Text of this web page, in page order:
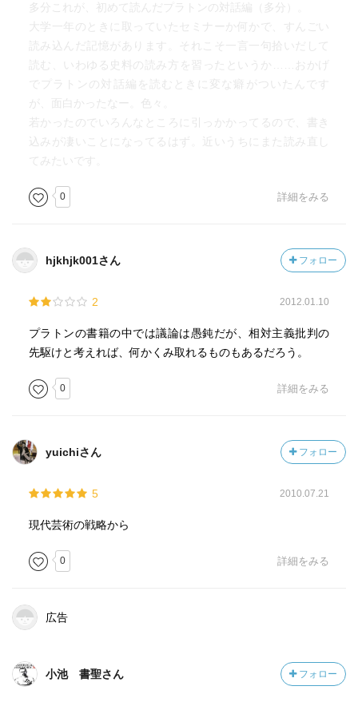
多分これが、初めて読んだプラトンの対話編（多分）。
大学一年のときに取っていたセミナーか何かで、すんごい
読み込んだ記憶があります。それこそ一言一句拾いだして
読む、いわゆる史料の読み方を習ったというか……おかげ
でプラトンの対話編を読むときに変な癖がついたんです
が、面白かったなー。色々。
若かったのでいろんなところに引っかかってるので、書き
込みが凄いことになってるはず。近いうちにまた読み直し
てみたいです。
0 詳細をみる
hjkhjk001さん フォロー
2 2012.01.10
プラトンの書籍の中では議論は愚鈍だが、相対主義批判の
先駆けと考えれば、何かくみ取れるものもあるだろう。
0 詳細をみる
yuichiさん フォロー
5 2010.07.21
現代芸術の戦略から
0 詳細をみる
広告
小池 書聖さん フォロー